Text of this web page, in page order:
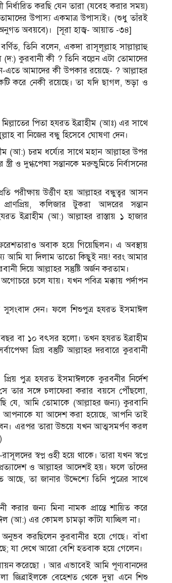
করছি যেন তারা (যবেহ করার সময়)
উপাস্য একমাত্র উপাস্যই। (শুধু তাঁরই
অনুগত অবয়বে)। [সূরা হাজ্ব- আয়াত -৩৪]
তিনি বলেন, একদা রাসূলূল্লাহ সাল্লাল্লাহু
কুরবানী কী ? তিনি বল্লেন এটা তোমাদের
এতে আমাদের কী উপকার রয়েছে- ? আল্লাহর
করে নেকী রয়েছে। তা যদি ছাগল, ভড়া ও
পিতা হযরত ইব্রাহীম (আঃ) এর সাথে
বা নিজের বন্ধু হিসেবে ঘোষণা দেন।
(আ:) চরম ধর্য্যের সাথে মহান আল্লাহর উপর
ও দুগ্ধপেষা সন্তানকে মরুভুমিতে নির্বাসনের
পরীক্ষায় উর্ত্তীণ হয় আল্লাহর বন্ধুত্বর আসন
কলিজার টুকরা আদরের সন্তান
ইব্রাহীম (আ:) আল্লাহর রাস্তায় ১ হাজার
অবাক হয়ে গিয়েছিলন। এ অবস্থায়
যা দিলাম তাতাে কিছুই নয়! বরং আমার
দিয়ে আল্লাহর সন্তুষ্টি অর্জন করতাম।
চলে যায়। যখন পবিত্র মক্কায় পর্দাপন
সুসংবাদ দেন। ফলে শিশুপুত্র হযরত ইসমাঈল
বা ১০ বৎসর হলো। তখন হযরত ইব্রাহীম
প্রিয় বস্তুটি আল্লাহর দরবারে কুরবানী
পুত্র হযরত ইসমাঈলকে কুরবনীর নির্দেশ
তার সঙ্গে চলাফেরা করার বয়সে পৌঁছলো,
যে, আমি তোমাকে (আল্লাহর জন্য) কুরবানি
যা আদেশ করা হয়েছে, আপনি তাই
এরপর তারা উভয়ে যখন আত্মসমর্পণ করল
স্বপ্ন ওহী হয়ে থাকে। তারা যখন স্বপ্নে
প্রত্যাদেশ ও আল্লাহর আদেশই হয়। ফলে তাঁদের
তা জানার উদ্দেশ্যে তিনি পুত্রের সাথে
জন্য মিনা নামক প্রান্তে শায়িত করে
(আ:) এর কােমল চামড়া কাঁটা যাচ্ছিল না।
করছিলেন কুরবানীর হয়ে গেছে। বাঁধা
যা দেখে আরাে বেশি হতবাক হয়ে গেলেন।
করেছো । আর এভাবেই আমি পূণ্যবানদের
বেহেশত থেকে দুম্বা এনে শিশু